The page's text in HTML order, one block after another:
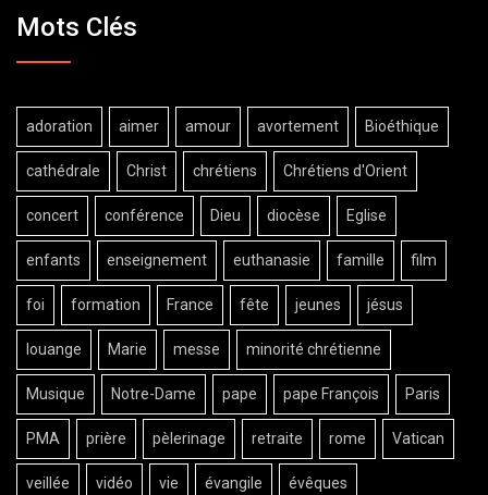
Mots Clés
adoration aimer amour avortement Bioéthique
cathédrale Christ chrétiens Chrétiens d'Orient
concert conférence Dieu diocèse Eglise
enfants enseignement euthanasie famille film
foi formation France fête jeunes jésus
louange Marie messe minorité chrétienne
Musique Notre-Dame pape pape François Paris
PMA prière pèlerinage retraite rome Vatican
veillée vidéo vie évangile évêques